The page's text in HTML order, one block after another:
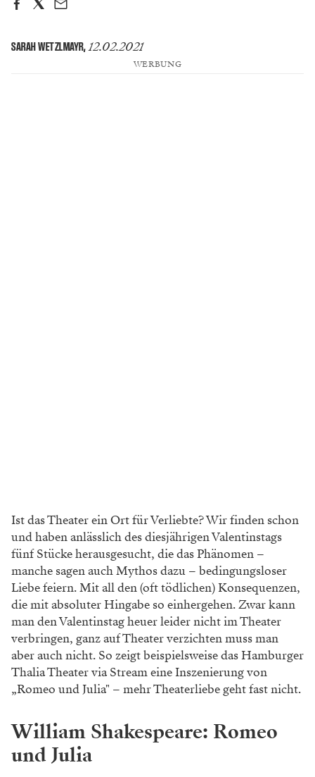
SARAH WETZLMAYR, 12.02.2021
WERBUNG
Ist das Theater ein Ort für Verliebte? Wir finden schon
und haben anlässlich des diesjährigen Valentinstags
fünf Stücke herausgesucht, die das Phänomen –
manche sagen auch Mythos dazu – bedingungsloser
Liebe feiern. Mit all den (oft tödlichen) Konsequenzen,
die mit absoluter Hingabe so einhergehen. Zwar kann
man den Valentinstag heuer leider nicht im Theater
verbringen, ganz auf Theater verzichten muss man
aber auch nicht. So zeigt beispielsweise das Hamburger
Thalia Theater via Stream eine Inszenierung von
„Romeo und Julia" – mehr Theaterliebe geht fast nicht.
William Shakespeare: Romeo
und Julia